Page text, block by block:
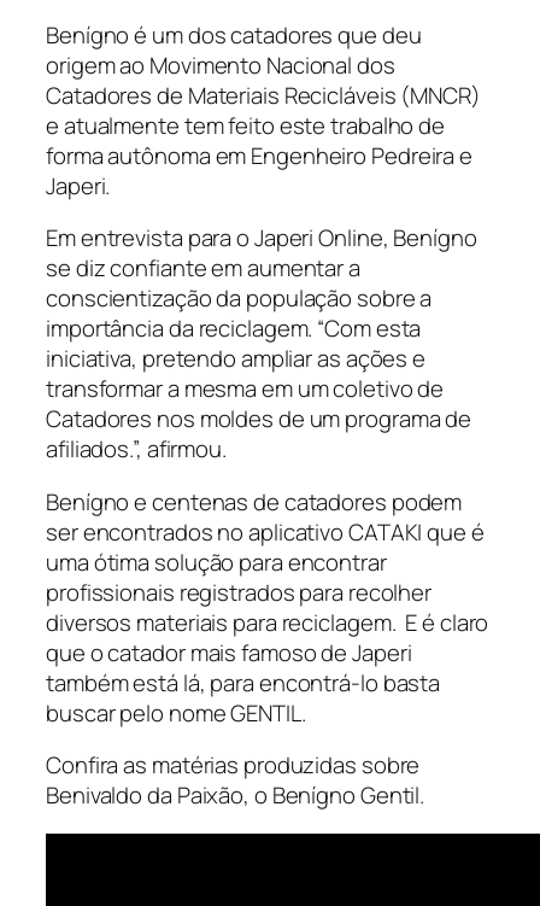
Benígno é um dos catadores que deu
origem ao Movimento Nacional dos
Catadores de Materiais Recicláveis (MNCR)
e atualmente tem feito este trabalho de
forma autônoma em Engenheiro Pedreira e
Japeri.
Em entrevista para o Japeri Online, Benígno
se diz confiante em aumentar a
conscientização da população sobre a
importância da reciclagem. “Com esta
iniciativa, pretendo ampliar as ações e
transformar a mesma em um coletivo de
Catadores nos moldes de um programa de
afiliados.”, afirmou.
Benígno e centenas de catadores podem
ser encontrados no aplicativo CATAKI que é
uma ótima solução para encontrar
profissionais registrados para recolher
diversos materiais para reciclagem. E é claro
que o catador mais famoso de Japeri
também está lá, para encontrá-lo basta
buscar pelo nome GENTIL.
Confira as matérias produzidas sobre
Benivaldo da Paixão, o Benígno Gentil.